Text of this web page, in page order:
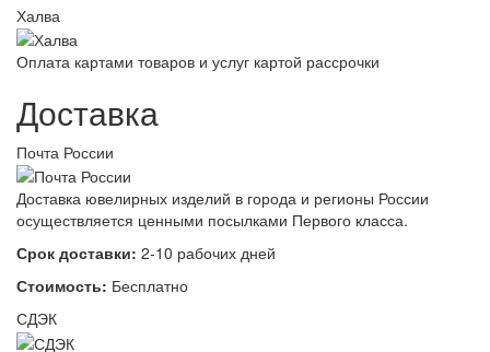
Халва
Оплата картами товаров и услуг картой рассрочки
Доставка
Почта России
Доставка ювелирных изделий в города и регионы России
осуществляется ценными посылками Первого класса.
Срок доставки: 2-10 рабочих дней
Стоимость: Бесплатно
СДЭК